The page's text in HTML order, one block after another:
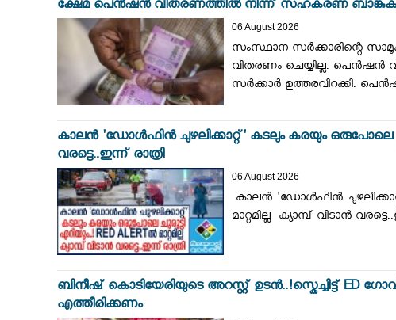
ക്ഷേമ പെന്‍ഷന്‍ വിതരണത്തില്‍ നിന്ന് സഹകരണ
06 August 2026
സംസ്ഥാന സര്‍ക്കാരിന്റെ
വിതരണം ചെയ്യില്ല.
സര്‍ക്കാര്‍ ഉത്തരവിറക്കി.
കാലൻ 'ഡോൾഫിൻ ചുഴലിക്കാറ്റ്' കടലും കരയും ഒരുപോലെ
വരട്ടെ..ഇന്ന് രാത്രി
06 August 2026
കാലൻ 'ഡോൾഫിൻ
മാറ്റമില്ല ക്യാമ്പ് വിടാൻ
ബിനീഷ് കൊടിയേരിയുടെ അറസ്റ്റ് ഉടൻ..!സ്കെച്ചിട്ട് ED
എത്തീരിക്കണം